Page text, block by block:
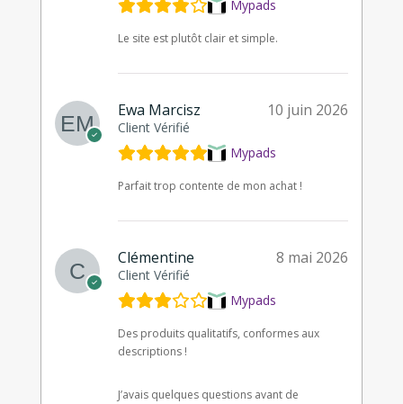
Mypads
Le site est plutôt clair et simple.
Ewa Marcisz
Client Vérifié
10 juin 2026
Mypads
Parfait trop contente de mon achat !
Clémentine
Client Vérifié
8 mai 2026
Mypads
Des produits qualitatifs, conformes aux
descriptions !
J’avais quelques questions avant de